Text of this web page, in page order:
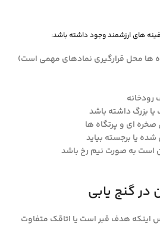
های ارزشمند وجود داشته باشد:
ها محل قرارگیری نمادهای مهمی است)
رودخانه
بزرگ داشته باشد
ای و پرتگاه ها
یا برجسته بیاید
است به صورت نیم رخ باشد
در گنج یابی
اینکه هدف قبر است یا اتاقک متفاوت